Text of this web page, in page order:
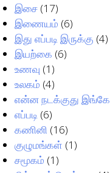
இசை (17)
இணையம் (6)
இது எப்படி இருக்கு (4)
இயற்கை (6)
உணவு (1)
உலகம் (4)
என்ன நடக்குது இங்கே
எப்படி (6)
கணினி (16)
குழுமங்கள் (1)
சமூகம் (1)